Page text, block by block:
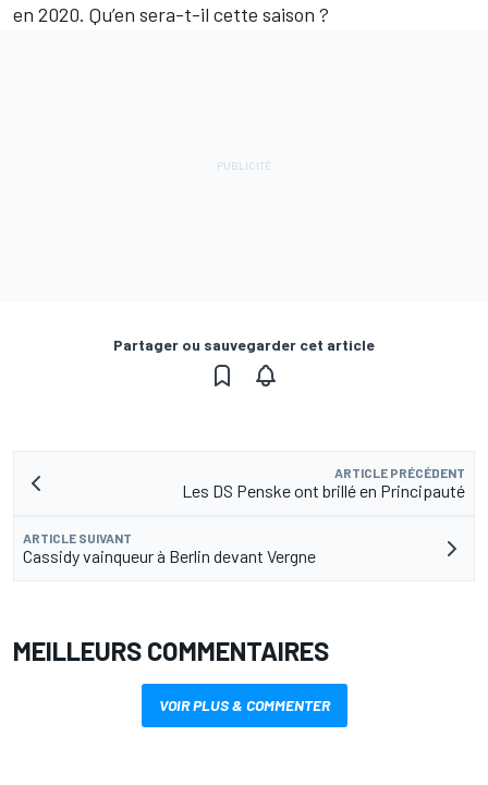
en 2020. Qu’en sera-t-il cette saison ?
Partager ou sauvegarder cet article
ARTICLE PRÉCÉDENT
Les DS Penske ont brillé en Principauté
ARTICLE SUIVANT
Cassidy vainqueur à Berlin devant Vergne
MEILLEURS COMMENTAIRES
VOIR PLUS & COMMENTER